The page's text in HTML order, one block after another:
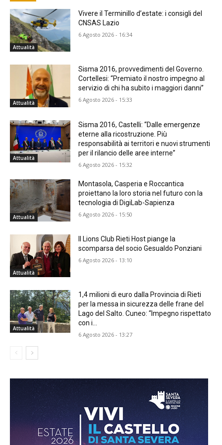
Attualità
Vivere il Terminillo d’estate: i consigli del
CNSAS Lazio
6 Agosto 2026 - 16:34
Attualità
Sisma 2016, provvedimenti del Governo.
Cortellesi: “Premiato il nostro impegno al
servizio di chi ha subito i maggiori danni”
6 Agosto 2026 - 15:33
Attualità
Sisma 2016, Castelli: “Dalle emergenze
eterne alla ricostruzione. Più
responsabilità ai territori e nuovi strumenti
per il rilancio delle aree interne”
6 Agosto 2026 - 15:32
Attualità
Montasola, Casperia e Roccantica
proiettano la loro storia nel futuro con la
tecnologia di DigiLab-Sapienza
6 Agosto 2026 - 15:50
Attualità
Il Lions Club Rieti Host piange la
scomparsa del socio Gesualdo Ponziani
6 Agosto 2026 - 13:10
Attualità
1,4 milioni di euro dalla Provincia di Rieti
per la messa in sicurezza delle frane del
Lago del Salto. Cuneo: “Impegno rispettato
con i...
6 Agosto 2026 - 13:27